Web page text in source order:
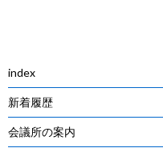
index
新着履歴
会議所の案内